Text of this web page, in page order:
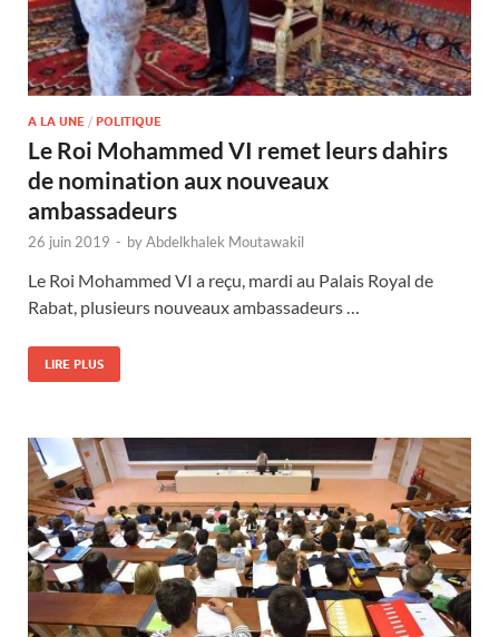
A LA UNE / POLITIQUE
Le Roi Mohammed VI remet leurs dahirs
de nomination aux nouveaux
ambassadeurs
26 juin 2019 - byAbdelkhalek Moutawakil
Le Roi Mohammed VI a reçu, mardi au Palais Royal de
Rabat, plusieurs nouveaux ambassadeurs …
LIRE PLUS